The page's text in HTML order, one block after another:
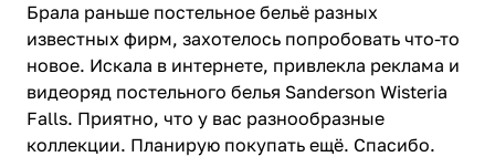
Брала раньше постельное бельё разных
известных фирм, захотелось попробовать что-то
новое. Искала в интернете, привлекла реклама и
видеоряд постельного белья Sanderson Wisteria
Falls. Приятно, что у вас разнообразные
коллекции. Планирую покупать ещё. Спасибо.